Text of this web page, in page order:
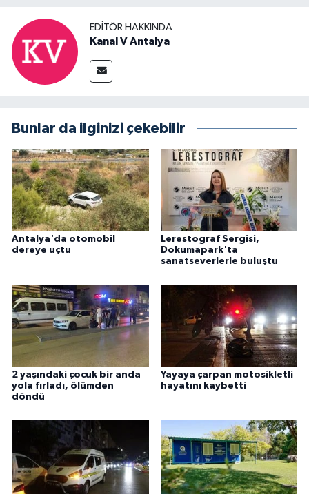
EDITÖR HAKKINDA
Kanal V Antalya
Bunlar da ilginizi çekebilir
Antalya'da otomobil
dereye uçtu
Lerestograf Sergisi,
Dokumapark'ta
sanatseverlerle buluştu
2 yaşındaki çocuk bir anda
yola fırladı, ölümden
döndü
Yayaya çarpan motosikletli
hayatını kaybetti